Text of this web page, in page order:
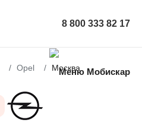
8 800 333 82 17
Opel Москва